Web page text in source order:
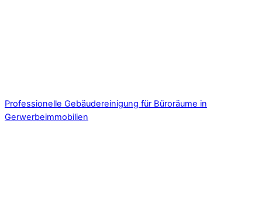
Professionelle Gebäudereinigung für Büroräume in
Gerwerbeimmobilien